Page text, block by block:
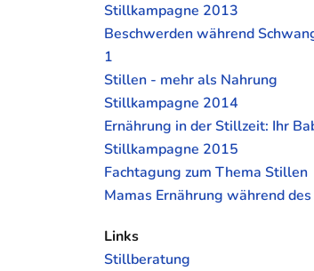
Stillkampagne 2013
Beschwerden während
1
Stillen - mehr als Nahrung
Stillkampagne 2014
Ernährung in der Stillzeit: Ihr
Stillkampagne 2015
Fachtagung zum Thema Stillen
Mamas Ernährung während
Links
Stillberatung